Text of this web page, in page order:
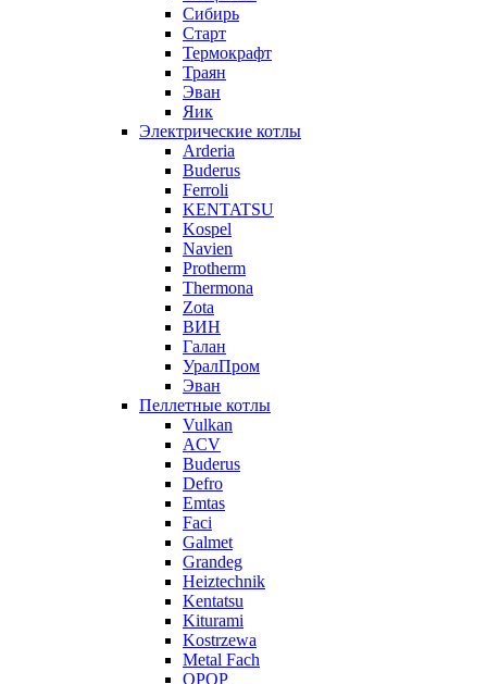
Сибирь
Старт
Термокрафт
Траян
Эван
Яик
Электрические котлы
Arderia
Buderus
Ferroli
KENTATSU
Kospel
Navien
Protherm
Thermona
Zota
ВИН
Галан
УралПром
Эван
Пеллетные котлы
Vulkan
ACV
Buderus
Defro
Emtas
Faci
Galmet
Grandeg
Heiztechnik
Kentatsu
Kiturami
Kostrzewa
Metal Fach
OPOP